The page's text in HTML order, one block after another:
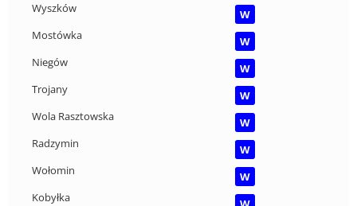
Wyszków
W
Mostówka
W
Niegów
W
Trojany
W
Wola Rasztowska
W
Radzymin
W
Wołomin
W
Kobyłka